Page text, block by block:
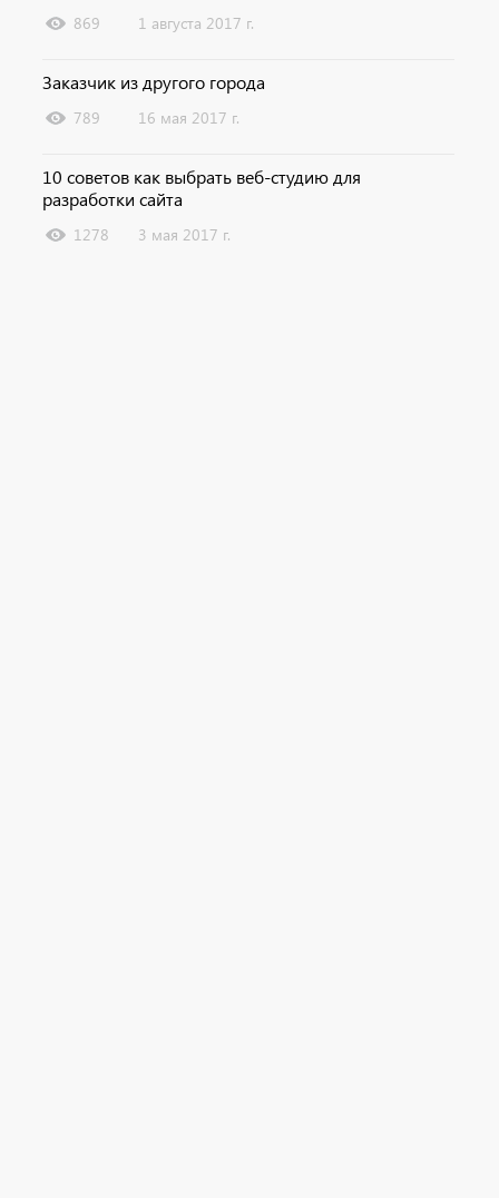
869 1 августа 2017 г.
Заказчик из другого города
789 16 мая 2017 г.
10 советов как выбрать веб-студию для
разработки сайта
1278 3 мая 2017 г.